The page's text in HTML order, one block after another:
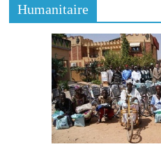
Humanitaire